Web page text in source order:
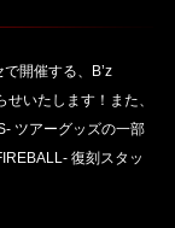
開催する、B’z
いたします！また、
ツアーグッズの一部
復刻スタッ